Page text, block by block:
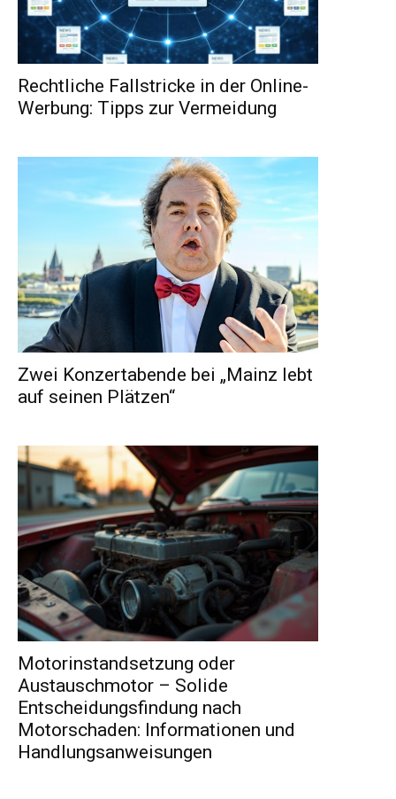
Rechtliche Fallstricke in der Online-
Werbung: Tipps zur Vermeidung
Zwei Konzertabende bei „Mainz lebt
auf seinen Plätzen“
Motorinstandsetzung oder
Austauschmotor – Solide
Entscheidungsfindung nach
Motorschaden: Informationen und
Handlungsanweisungen